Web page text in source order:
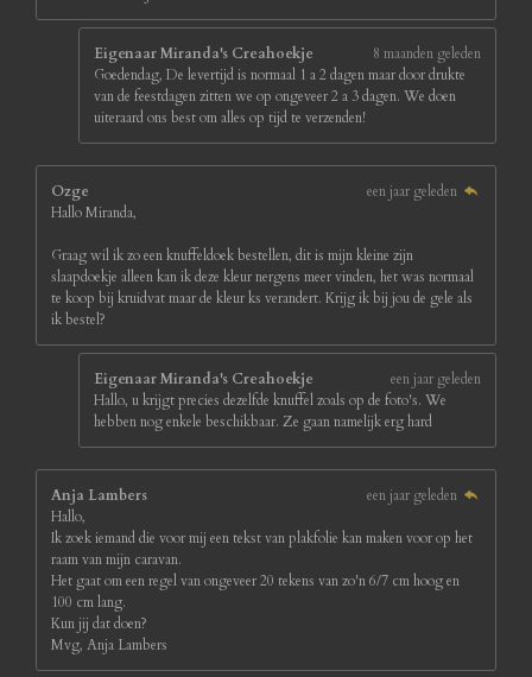
Eigenaar Miranda's Creahoekje
8 maanden geleden
Goedendag, De levertijd is normaal 1 a 2 dagen maar door drukte
van de feestdagen zitten we op ongeveer 2 a 3 dagen. We doen
uiteraard ons best om alles op tijd te verzenden!
Ozge
een jaar geleden
Hallo Miranda,
Graag wil ik zo een knuffeldoek bestellen, dit is mijn kleine zijn
slaapdoekje alleen kan ik deze kleur nergens meer vinden, het was normaal
te koop bij kruidvat maar de kleur ks verandert. Krijg ik bij jou de gele als
ik bestel?
Eigenaar Miranda's Creahoekje
een jaar geleden
Hallo, u krijgt precies dezelfde knuffel zoals op de foto's. We
hebben nog enkele beschikbaar. Ze gaan namelijk erg hard
Anja Lambers
een jaar geleden
Hallo,
Ik zoek iemand die voor mij een tekst van plakfolie kan maken voor op het
raam van mijn caravan.
Het gaat om een regel van ongeveer 20 tekens van zo'n 6/7 cm hoog en
100 cm lang.
Kun jij dat doen?
Mvg, Anja Lambers